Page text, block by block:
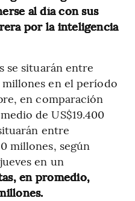
al día con sus
por la inteligencia
se situarán entre
millones en el período
en comparación
de US$19.400
entre
millones, según
en un
en promedio,